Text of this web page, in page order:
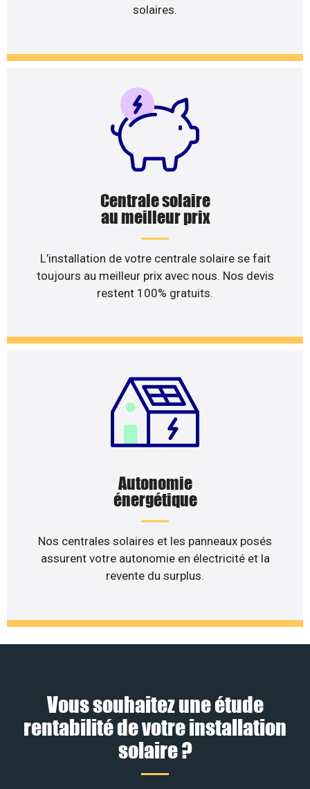
solaires.
Centrale solaire
au meilleur prix
L’installation de votre centrale solaire se fait
toujours au meilleur prix avec nous. Nos devis
restent 100% gratuits.
Autonomie
énergétique
Nos centrales solaires et les panneaux posés
assurent votre autonomie en électricité et la
revente du surplus.
Vous souhaitez une étude
rentabilité de votre installation
solaire ?